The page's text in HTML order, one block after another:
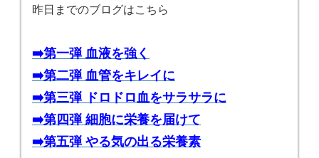
昨日までのブログはこちら
➡️第一弾 血液を強く
➡️第二弾 血管をキレイに
➡️第三弾 ドロドロ血をサラサラに
➡️第四弾 細胞に栄養を届けて
➡️第五弾 やる気の出る栄養素